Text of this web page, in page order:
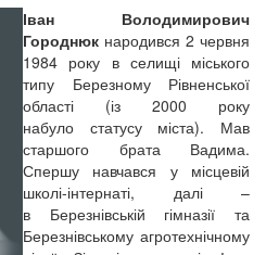
Іван Володимирович
Городнюк народився 2 червня
1984 року в селищі міського
типу Березному Рівненської
області (із 2000 року
набуло статусу міста). Мав
старшого брата Вадима.
Спершу навчався у місцевій
школі-інтернаті, далі –
в Березнівській гімназії та
Березнівському агротехнічному